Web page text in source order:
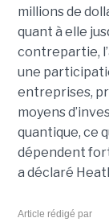
millions de
quant à elle
contrepartie,
une
entreprises,
moyens
quantique, ce
dépendent
a déclaré
Article rédigé par